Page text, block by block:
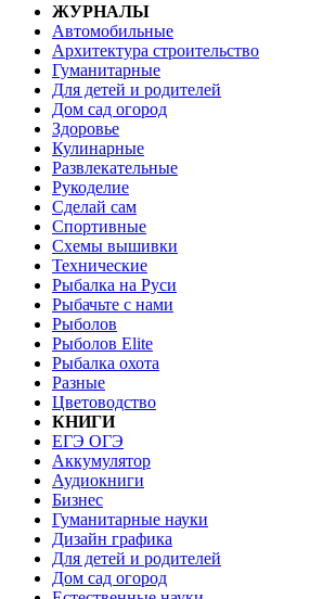
ЖУРНАЛЫ
Автомобильные
Архитектура строительство
Гуманитарные
Для детей и родителей
Дом сад огород
Здоровье
Кулинарные
Развлекательные
Рукоделие
Сделай сам
Спортивные
Схемы вышивки
Технические
Рыбалка на Руси
Рыбачьте с нами
Рыболов
Рыболов Elite
Рыбалка охота
Разные
Цветоводство
КНИГИ
ЕГЭ ОГЭ
Аккумулятор
Аудиокниги
Бизнес
Гуманитарные науки
Дизайн графика
Для детей и родителей
Дом сад огород